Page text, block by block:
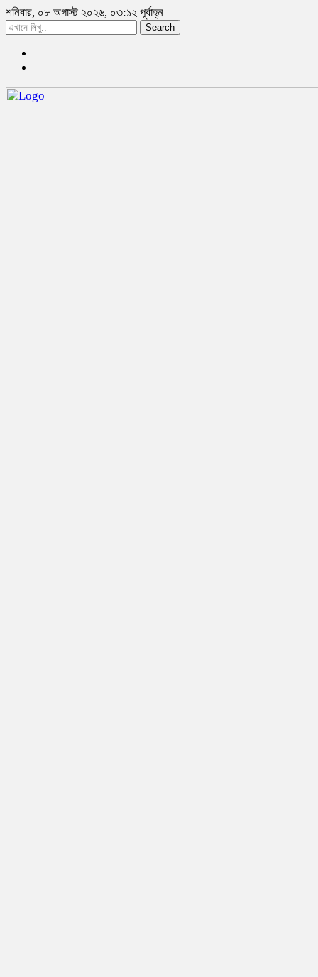
শনিবার, ০৮ অগাস্ট ২০২৬, ০৩:১২ পূর্বাহ্ন
Search